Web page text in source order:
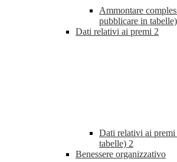
Ammontare
pubblicare in tabelle)
Dati relativi ai premi 2
Dati relativi ai
tabelle) 2
Benessere organizzativo